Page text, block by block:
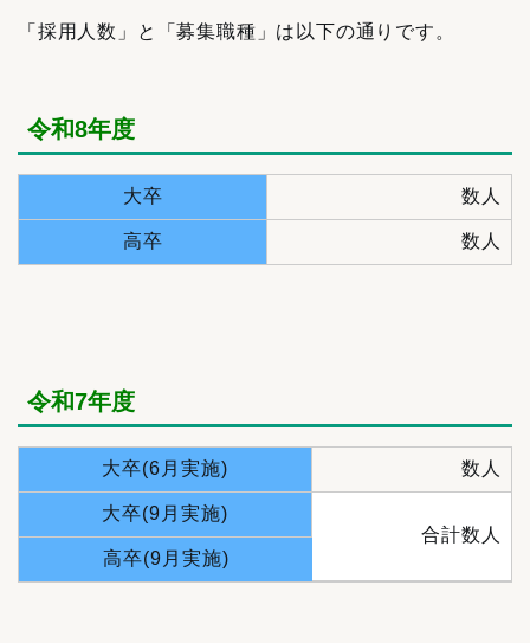
「採用人数」と「募集職種」は以下の通りです。
令和8年度
大卒 数人
高卒 数人
令和7年度
大卒(6月実施) 数人
大卒(9月実施)
合計数人
高卒(9月実施)